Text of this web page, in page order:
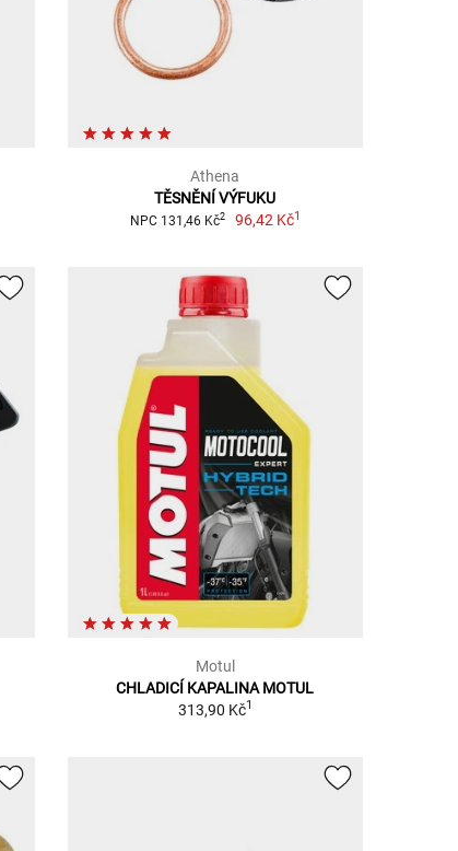
Athena
TĚSNĚNÍ VÝFUKU
NPC 131,46 Kč2 96,42 Kč1
Motul
CHLADICÍ KAPALINA MOTUL
313,90 Kč1